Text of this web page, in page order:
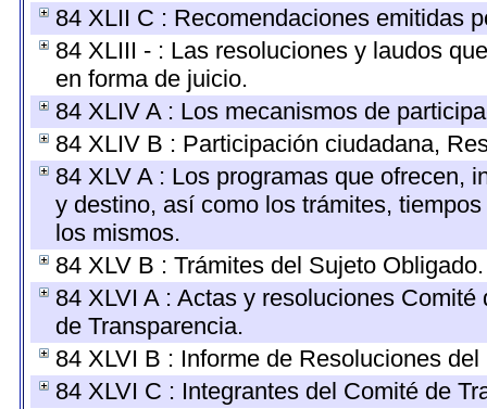
84 XLII C : Recomendaciones emitidas
84 XLIII - : Las resoluciones y laudos
en forma de juicio.
84 XLIV A : Los mecanismos de
84 XLIV B : Participación ciudadana,
84 XLV A : Los programas que ofrecen,
y destino, así como los trámites,
los mismos.
84 XLV B : Trámites del Sujeto Obligado.
84 XLVI A : Actas y resoluciones
de Transparencia.
84 XLVI B : Informe de Resoluciones
84 XLVI C : Integrantes del Comité de